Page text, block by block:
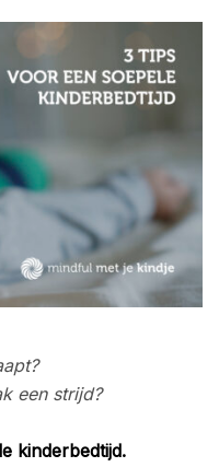
een strijd?
kinderbedtijd.